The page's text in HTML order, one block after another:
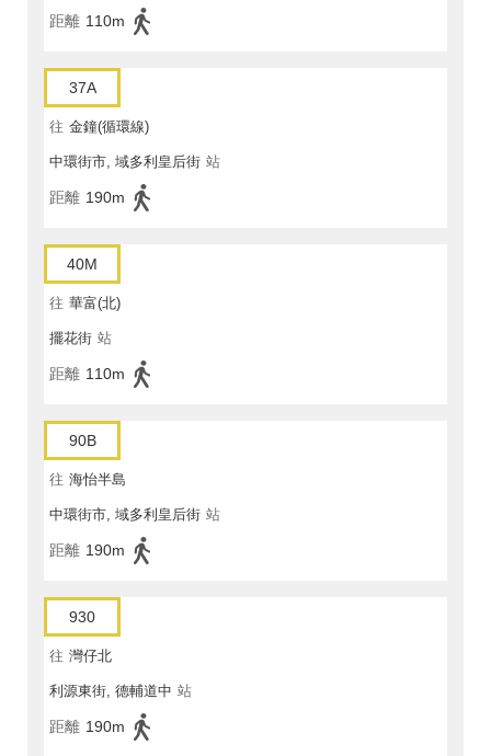
距離 110m
37A
往 金鐘(循環線)
中環街市, 域多利皇后街 站
距離 190m
40M
往 華富(北)
擺花街 站
距離 110m
90B
往 海怡半島
中環街市, 域多利皇后街 站
距離 190m
930
往 灣仔北
利源東街, 德輔道中 站
距離 190m